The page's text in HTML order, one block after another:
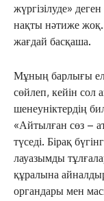
жүргізілуде»
нақты нәтиже
жағдай басқаша.
Мұның барлығы
сөйлеп, кейін сол
шенеуніктердің
«Айтылған сөз –
түседі. Бірақ
лауазымды
құралына
органдары мен